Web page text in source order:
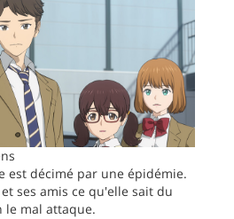
est décimé par une épidémie.
ses amis ce qu'elle sait du
le mal attaque.